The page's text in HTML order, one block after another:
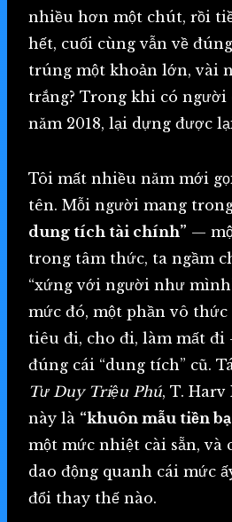
nhiều hơn một chút, rồi
hết, cuối cùng vẫn về
trúng một khoản lớn, vài
trắng? Trong khi có
năm 2018, lại dựng được
Tôi mất nhiều năm mới
tên. Mỗi người mang
dung tích tài chính” —
trong tâm thức, ta ngầm
“xứng với người như
mức đó, một phần vô
tiêu đi, cho đi, làm mất đi
đúng cái “dung tích” cũ.
Tư Duy Triệu Phú, T. Harv
này là “khuôn mẫu tiền
một mức nhiệt cài sẵn, và
dao động quanh cái mức
đổi thay thế nào.